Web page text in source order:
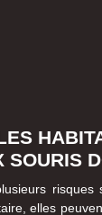
SOURIS
elles